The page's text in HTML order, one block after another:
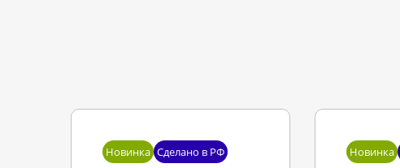
Новинка Сделано в РФ Новинка